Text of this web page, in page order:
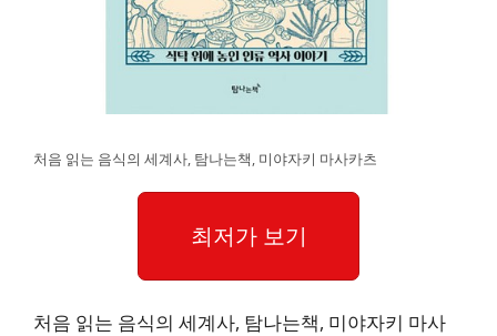
처음 읽는 음식의 세계사, 탐나는책, 미야자키 마사카츠
최저가 보기
처음 읽는 음식의 세계사, 탐나는책, 미야자키 마사